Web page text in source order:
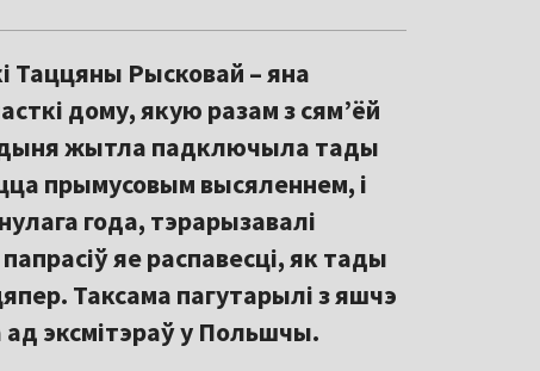
Таццяны Рысковай – яна
дому, якую разам з сям’ёй
жытла падключыла тады
прымусовым высяленнем, і
года, тэрарызавалі
яе распавесці, як тады
Таксама пагутарылі з яшчэ
эксмітэраў у Польшчы.